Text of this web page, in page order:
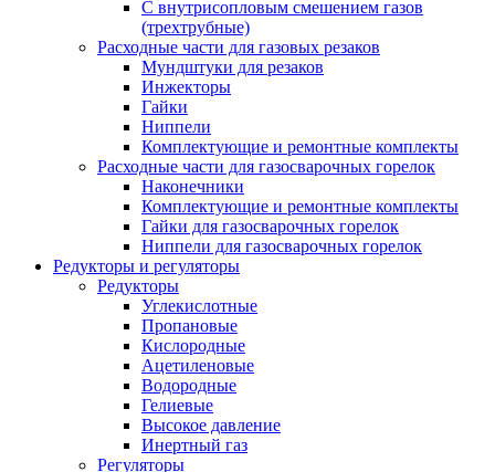
С внутрисопловым смешением газов
(трехтрубные)
Расходные части для газовых резаков
Мундштуки для резаков
Инжекторы
Гайки
Ниппели
Комплектующие и ремонтные комплекты
Расходные части для газосварочных горелок
Наконечники
Комплектующие и ремонтные комплекты
Гайки для газосварочных горелок
Ниппели для газосварочных горелок
Редукторы и регуляторы
Редукторы
Углекислотные
Пропановые
Кислородные
Ацетиленовые
Водородные
Гелиевые
Высокое давление
Инертный газ
Регуляторы